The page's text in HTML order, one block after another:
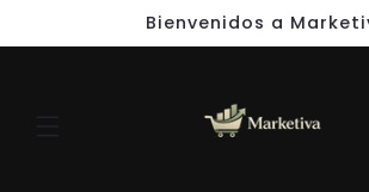
Bienvenidos a